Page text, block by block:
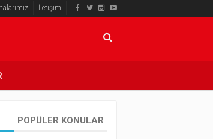
İletişim
POPÜLER KONULAR